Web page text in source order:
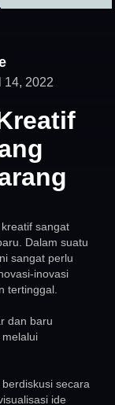
14, 2022
sangat
Dalam suatu
sangat perlu
inovasi
tertinggal.
dan baru
secara
ide